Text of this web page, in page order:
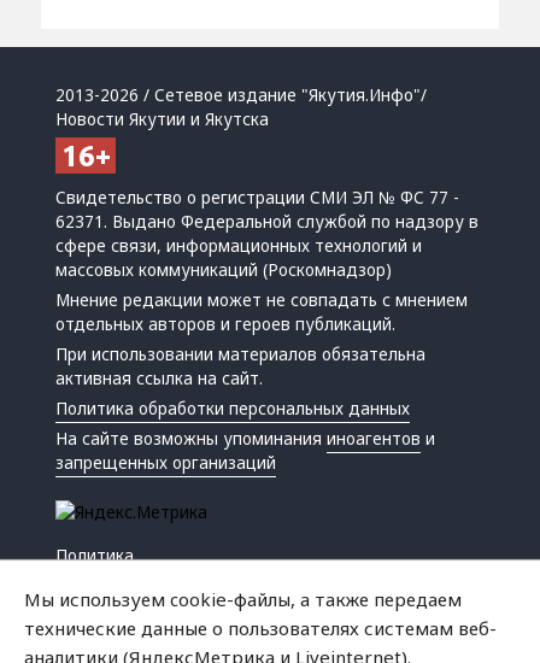
2013-2026 / Сетевое издание "Якутия.Инфо"/
Новости Якутии и Якутска
Свидетельство о регистрации СМИ ЭЛ № ФС 77 -
62371. Выдано Федеральной службой по надзору в
сфере связи, информационных технологий и
массовых коммуникаций (Роскомнадзор)
Мнение редакции может не совпадать с мнением
отдельных авторов и героев публикаций.
При использовании материалов обязательна
активная ссылка на сайт.
Политика обработки персональных данных
На сайте возможны упоминанияиноагентов и
запрещенных организаций
Политика
Мы используем cookie-файлы, а также передаем
технические данные о пользователях системам веб-
аналитики (ЯндексМетрика и Liveinternet).